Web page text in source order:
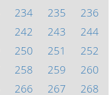
234 235
236
242 243
244
250 251
252
258 259
260
266 267
268